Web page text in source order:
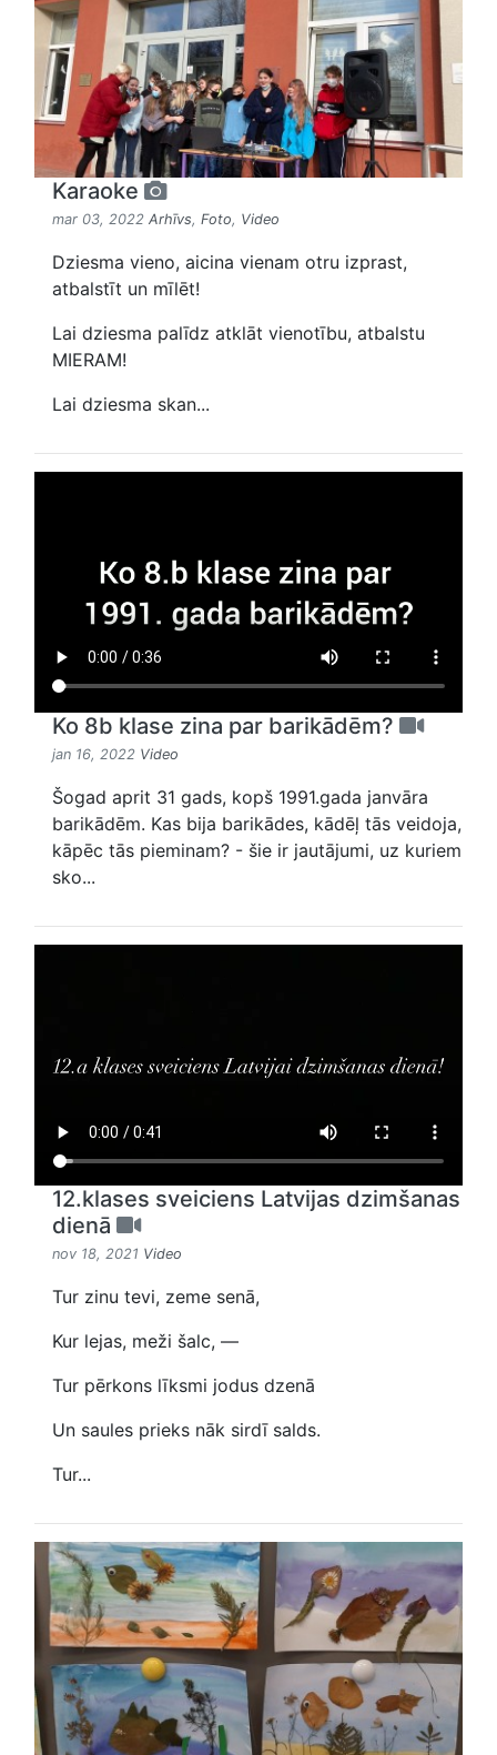
Karaoke
mar 03, 2022 Arhīvs, Foto, Video
Dziesma vieno, aicina vienam otru izprast,
atbalstīt un mīlēt!
Lai dziesma palīdz atklāt vienotību, atbalstu
MIERAM!
Lai dziesma skan...
Ko 8b klase zina par barikādēm?
jan 16, 2022 Video
Šogad aprit 31 gads, kopš 1991.gada janvāra
barikādēm. Kas bija barikādes, kādēļ tās veidoja,
kāpēc tās pieminam? - šie ir jautājumi, uz kuriem
sko...
12.klases sveiciens Latvijas dzimšanas
dienā
nov 18, 2021 Video
Tur zinu tevi, zeme senā,
Kur lejas, meži šalc, —
Tur pērkons līksmi jodus dzenā
Un saules prieks nāk sirdī salds.
Tur...